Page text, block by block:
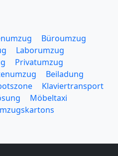
Büroumzug
Laborumzug
Privatumzug
Beiladung
Klaviertransport
Möbeltaxi